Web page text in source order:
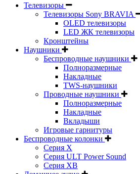
Телевизоры
Телевизоры Sony BRAVIA
OLED телевизоры
LED ЖК телевизоры
Кронштейны
Наушники
Беспроводные наушники
Полноразмерные
Накладные
TWS-наушники
Проводные наушники
Полноразмерные
Накладные
Вкладыши
Игровые гарнитуры
Беспроводные колонки
Серия X
Серия ULT Power Sound
Серия XB